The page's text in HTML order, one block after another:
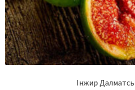
Інжир